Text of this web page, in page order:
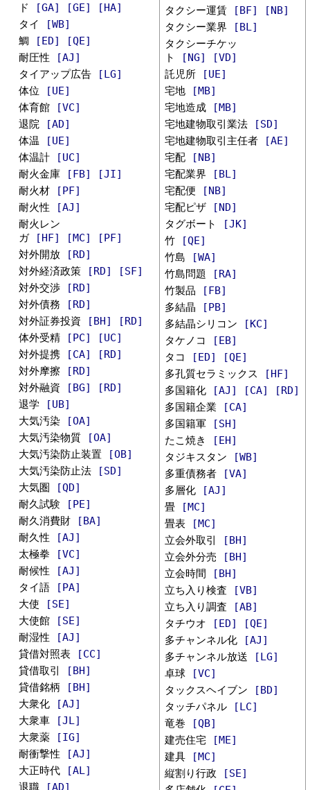
ド
[GA] [GE]
[HA]
タイ
[WB]
鯛
[ED]
[QE]
耐圧性
[AJ]
タイアップ広告
[LG]
体位
[UE]
体育館
[VC]
退院
[AD]
体温
[UE]
体温計
[UC]
耐火金庫
[FB]
[JI]
耐火材
[PF]
耐火性
[AJ]
耐火レン
ガ
[HF] [MC]
[PF]
対外開放
[RD]
対外経済政策
[RD]
[SF]
対外交渉
[RD]
対外債務
[RD]
対外証券投資
[BH]
[RD]
体外受精
[PC]
[UC]
対外提携
[CA]
[RD]
対外摩擦
[RD]
対外融資
[BG]
[RD]
退学
[UB]
大気汚染
[OA]
大気汚染物質
[OA]
大気汚染防止装置
[OB]
大気汚染防止法
[SD]
大気圏
[QD]
耐久試験
[PE]
耐久消費財
[BA]
耐久性
[AJ]
太極拳
[VC]
耐候性
[AJ]
タイ語
[PA]
大使
[SE]
大使館
[SE]
耐湿性
[AJ]
貸借対照表
[CC]
貸借取引
[BH]
貸借銘柄
[BH]
大衆化
[AJ]
大衆車
[JL]
大衆薬
[IG]
耐衝撃性
[AJ]
大正時代
[AL]
退職
[AD]
タクシー運賃
[BF]
[NB]
タクシー業界
[BL]
タクシーチケッ
ト
[NG]
[VD]
託児所
[UE]
宅地
[MB]
宅地造成
[MB]
宅地建物取引業法
[SD]
宅地建物取引主任者
[AE]
宅配
[NB]
宅配業界
[BL]
宅配便
[NB]
宅配ピザ
[ND]
タグボート
[JK]
竹
[QE]
竹島
[WA]
竹島問題
[RA]
竹製品
[FB]
多結晶
[PB]
多結晶シリコン
[KC]
タケノコ
[EB]
タコ
[ED]
[QE]
多孔質セラミックス
[HF]
多国籍化
[AJ] [CA]
[RD]
多国籍企業
[CA]
多国籍軍
[SH]
たこ焼き
[EH]
タジキスタン
[WB]
多重債務者
[VA]
多層化
[AJ]
畳
[MC]
畳表
[MC]
立会外取引
[BH]
立会外分売
[BH]
立会時間
[BH]
立ち入り検査
[VB]
立ち入り調査
[AB]
タチウオ
[ED]
[QE]
多チャンネル化
[AJ]
多チャンネル放送
[LG]
卓球
[VC]
タックスヘイブン
[BD]
タッチパネル
[LC]
竜巻
[QB]
建売住宅
[ME]
建具
[MC]
縦割り行政
[SE]